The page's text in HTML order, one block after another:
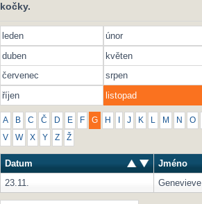
kočky.
leden únor
duben
květen
červenec
srpen
říjen
listopad
A B C Č D E F G H J K L M N O
V W X Y Z Ž
Datum
Jméno
23.11.
Genevieve